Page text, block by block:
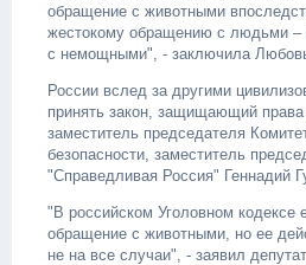
обращение с животными
жестокому обращению с людьми –
с немощными", - заключила
России вслед за другими
принять закон, защищающий
заместитель председателя
безопасности, заместитель
"Справедливая Россия" Геннадий
"В российском Уголовном кодексе
обращение с животными, но ее
не на все случаи", - заявил